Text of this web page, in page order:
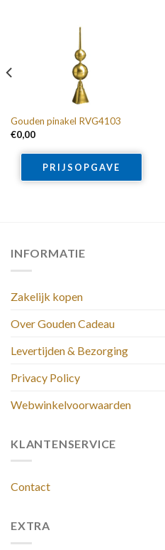
Gouden pinakel RVG4103
€0,00
PRIJSOPGAVE
INFORMATIE
Zakelijk kopen
Over Gouden Cadeau
Levertijden & Bezorging
Privacy Policy
Webwinkelvoorwaarden
KLANTENSERVICE
Contact
EXTRA